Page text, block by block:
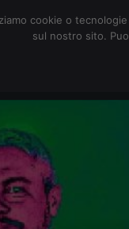
cookie o
sul nostro sito.